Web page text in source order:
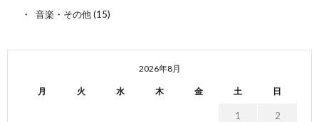
音楽・その他(15)
2026年8月
月 火 水 木 金 土 日
1 2